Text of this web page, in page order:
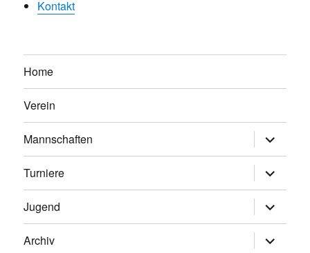
Kontakt
Home
Verein
Mannschaften
anzeigen
Turniere
anzeigen
Jugend
anzeigen
Archiv
anzeigen